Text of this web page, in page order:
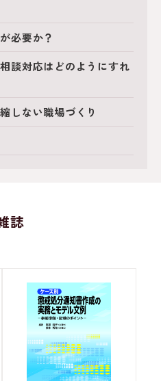
必要か？
談対応はどのようにすれ
しない職場づくり
誌